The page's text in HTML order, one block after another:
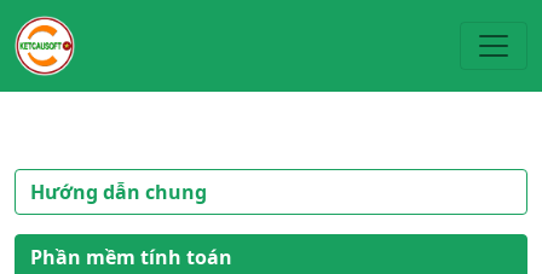
Hướng dẫn chung
Phần mềm tính toán